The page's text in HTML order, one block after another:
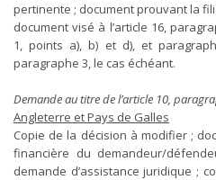
pertinente ; document prouvant la
document visé à l’article 16,
1, points a), b) et d), et
paragraphe 3, le cas échéant.
Demande au titre de l’article 10,
Angleterre et Pays de Galles
Copie de la décision à modifier ;
financière du demandeur/
demande d’assistance juridique ;